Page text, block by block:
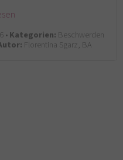
•Kategorien: Beschwerden
Florentina Sgarz, BA